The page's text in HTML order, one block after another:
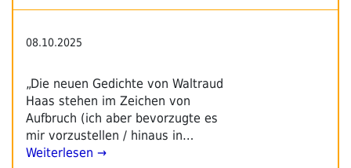
08.10.2025
„Die neuen Gedichte von Waltraud
Haas stehen im Zeichen von
Aufbruch (ich aber bevorzugte es
mir vorzustellen / hinaus in…
Weiterlesen →